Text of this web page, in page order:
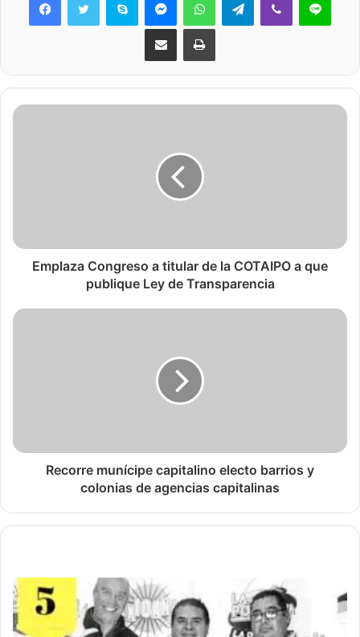
Share via Email Print
Emplaza Congreso a titular de la COTAIPO a que
publique Ley de Transparencia
Recorre munícipe capitalino electo barrios y
colonias de agencias capitalinas